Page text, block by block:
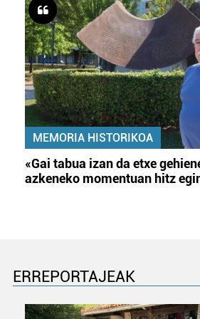
MEMORIA HISTORIKOA
«Gai tabua izan da etxe
azkeneko momentuan hitz
ERREPORTAJEAK